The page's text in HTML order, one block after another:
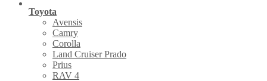
Toyota
Avensis
Camry
Corolla
Land Cruiser Prado
Prius
RAV 4